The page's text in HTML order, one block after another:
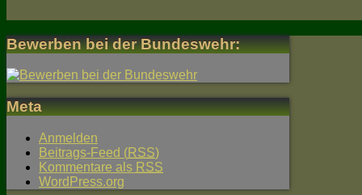
Bewerben bei der Bundeswehr:
Meta
Anmelden
Beitrags-Feed (RSS)
Kommentare als RSS
WordPress.org